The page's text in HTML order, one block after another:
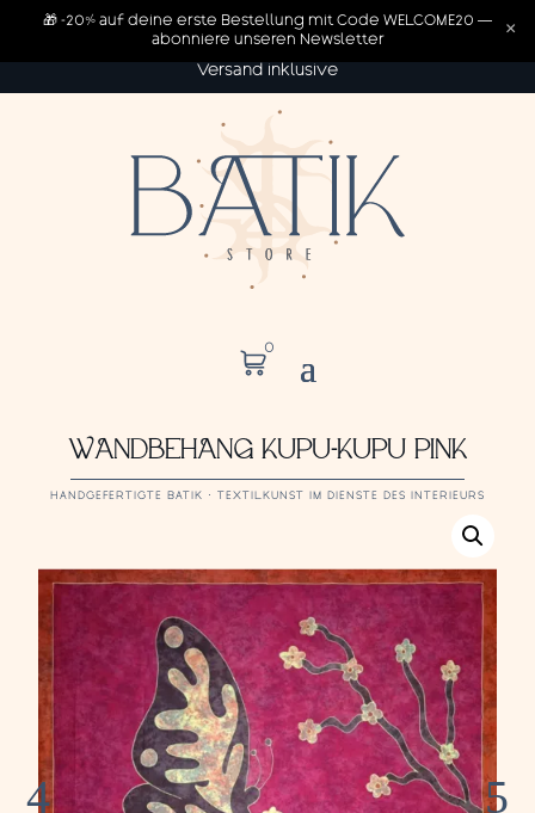
Versand inklusive
0
WANDBEHANG KUPU-KUPU PINK
HANDGEFERTIGTE BATIK · TEXTILKUNST IM DIENSTE DES INTERIEURS
🎁 -20% auf deine erste Bestellung mit Code WELCOME20 —
abonniere unseren Newsletter
×